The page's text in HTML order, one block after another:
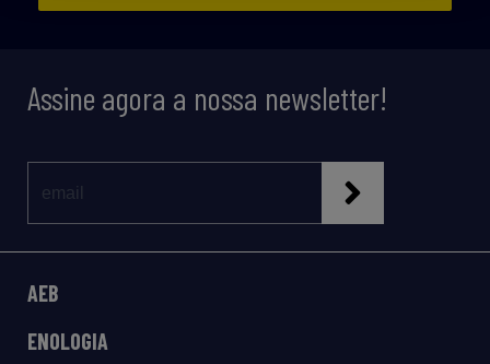
Assine agora a nossa newsletter!
AEB
ENOLOGIA